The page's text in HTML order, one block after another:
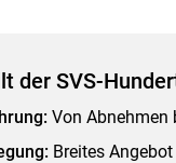
der SVS-
Von Abnehmen
Breites